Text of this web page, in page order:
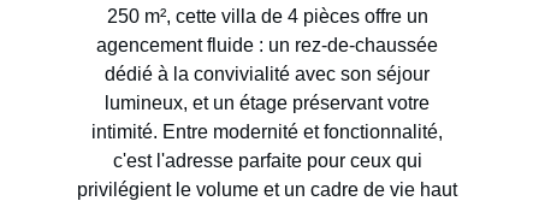
250 m², cette villa de 4 pièces offre un
agencement fluide : un rez-de-chaussée
dédié à la convivialité avec son séjour
lumineux, et un étage préservant votre
intimité. Entre modernité et fonctionnalité,
c'est l'adresse parfaite pour ceux qui
privilégient le volume et un cadre de vie haut